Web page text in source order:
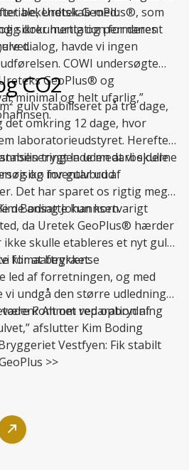
Uretek GeoPlus®, som
sikrer hurtig og permanent
bekendtskab med:
dokumentation for deres
dialog, havde vi ingen
COWI undersøgte
GeoPlus® og
minimal og helt ufarlig,”
CO2
gulv stabiliseret på tre dage,
omkring 12 dage, hvor
laboratorieudstyret. Herefter
trygt lade medarbejderne
risiko for gulvbrud.
uden at vi skulle
og inventar ud af
Det har sparet os rigtig meget
Boding Johannsen.
de ansatte kun kortvarigt
da Uretek GeoPlus® hærder
skulle etableres et nyt gulv.
klimaaftrykket.
for at begrænse
led af forretningen, og med
vi undgå den større udledning
være kommet ved opbrydning
afslutter Kim Boding
Alt omreparation af
Vestfyen: Fik stabilt
>>